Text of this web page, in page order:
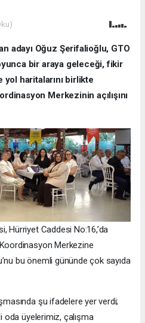
adayı Oğuz Şerifalioğlu, GTO
bir araya geleceği, fikir
yol haritalarını birlikte
Merkezinin açılışını
Hürriyet Caddesi No:16,’da
Merkezine
bu önemli gününde çok sayıda
şu ifadelere yer verdi;
oda üyelerimiz, çalışma